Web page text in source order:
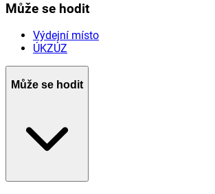
Může se hodit
Výdejní místo
ÚKZÚZ
Může se hodit